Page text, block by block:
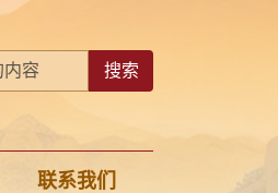
搜索
联系我们